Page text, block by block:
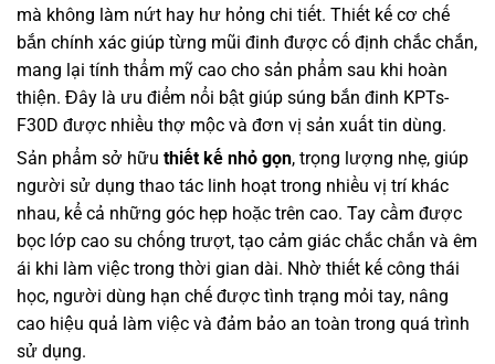
mà không làm nứt hay hư hỏng chi tiết. Thiết kế cơ chế
bắn chính xác giúp từng mũi đinh được cố định chắc chắn,
mang lại tính thẩm mỹ cao cho sản phẩm sau khi hoàn
thiện. Đây là ưu điểm nổi bật giúp súng bắn đinh KPTs-
F30D được nhiều thợ mộc và đơn vị sản xuất tin dùng.
Sản phẩm sở hữu thiết kế nhỏ gọn, trọng lượng nhẹ, giúp
người sử dụng thao tác linh hoạt trong nhiều vị trí khác
nhau, kể cả những góc hẹp hoặc trên cao. Tay cầm được
bọc lớp cao su chống trượt, tạo cảm giác chắc chắn và êm
ái khi làm việc trong thời gian dài. Nhờ thiết kế công thái
học, người dùng hạn chế được tình trạng mỏi tay, nâng
cao hiệu quả làm việc và đảm bảo an toàn trong quá trình
sử dụng.